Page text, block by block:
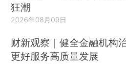
狂潮
2026年08月09日
财新观察｜健全金融机构
更好服务高质量发展